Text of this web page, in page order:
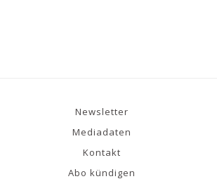
Newsletter
Mediadaten
Kontakt
Abo kündigen